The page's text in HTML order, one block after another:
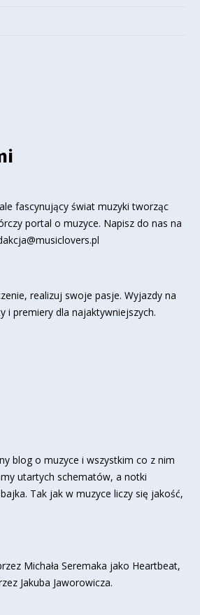
fascynujący świat muzyki tworząc
portal o muzyce. Napisz do nas na
realizuj swoje pasje. Wyjazdy na
i premiery dla najaktywniejszych.
blog o muzyce i wszystkim co z nim
utartych schematów, a notki
Tak jak w muzyce liczy się jakość,
Michała Seremaka jako Heartbeat,
Jakuba Jaworowicza.